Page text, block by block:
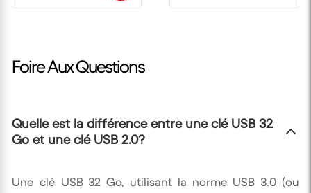
Foire Aux Questions
Quelle est la différence entre une clé USB 32
Go et une clé USB 2.0?
Une clé USB 32 Go, utilisant la norme USB 3.0 (ou